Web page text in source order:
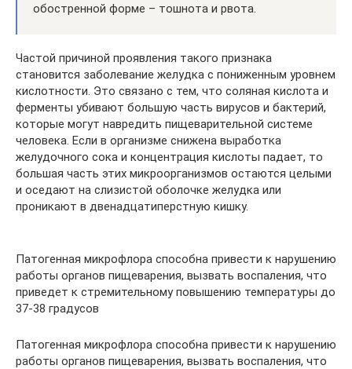
обостренной форме – тошнота и рвота.
Частой причиной проявления такого признака
становится заболевание желудка с пониженным уровнем
кислотности. Это связано с тем, что соляная кислота и
ферменты убивают большую часть вирусов и бактерий,
которые могут навредить пищеварительной системе
человека. Если в организме снижена выработка
желудочного сока и концентрация кислоты падает, то
большая часть этих микроорганизмов остаются целыми
и оседают на слизистой оболочке желудка или
проникают в двенадцатиперстную кишку.
Патогенная микрофлора способна привести к нарушению
работы органов пищеварения, вызвать воспаления, что
приведет к стремительному повышению температуры до
37-38 градусов
Патогенная микрофлора способна привести к нарушению
работы органов пищеварения, вызвать воспаления, что